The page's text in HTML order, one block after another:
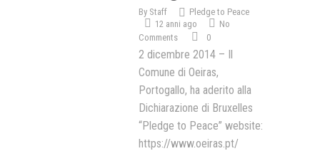
By Staff
Pledge to Peace
12 anni ago
No
Comments
0
2 dicembre 2014 – Il
Comune di Oeiras,
Portogallo, ha aderito alla
Dichiarazione di Bruxelles
“Pledge to Peace” website:
https://www.oeiras.pt/